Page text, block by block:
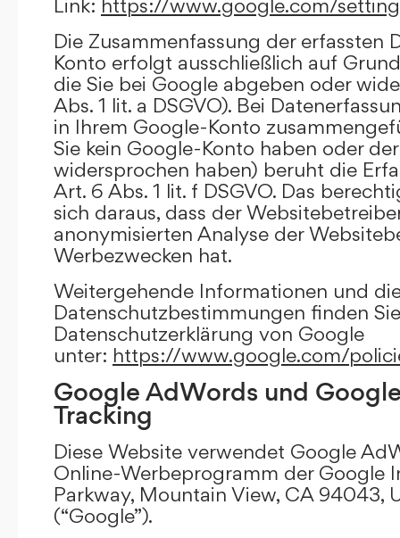
Link: https://www.google.com/
Die Zusammenfassung der erfassten
Konto erfolgt ausschließlich auf
die Sie bei Google abgeben oder
Abs. 1 lit. a DSGVO). Bei
in Ihrem Google-Konto
Sie kein Google-Konto haben oder
widersprochen haben) beruht die
Art. 6 Abs. 1 lit. f DSGVO. Das
sich daraus, dass der
anonymisierten Analyse der
Werbezwecken hat.
Weitergehende Informationen und
Datenschutzbestimmungen finden
Datenschutzerklärung von Google
unter: https://www.google.com/
Google AdWords und
Tracking
Diese Website verwendet Google
Online-Werbeprogramm der Google
Parkway, Mountain View, CA 94043,
(“Google”).